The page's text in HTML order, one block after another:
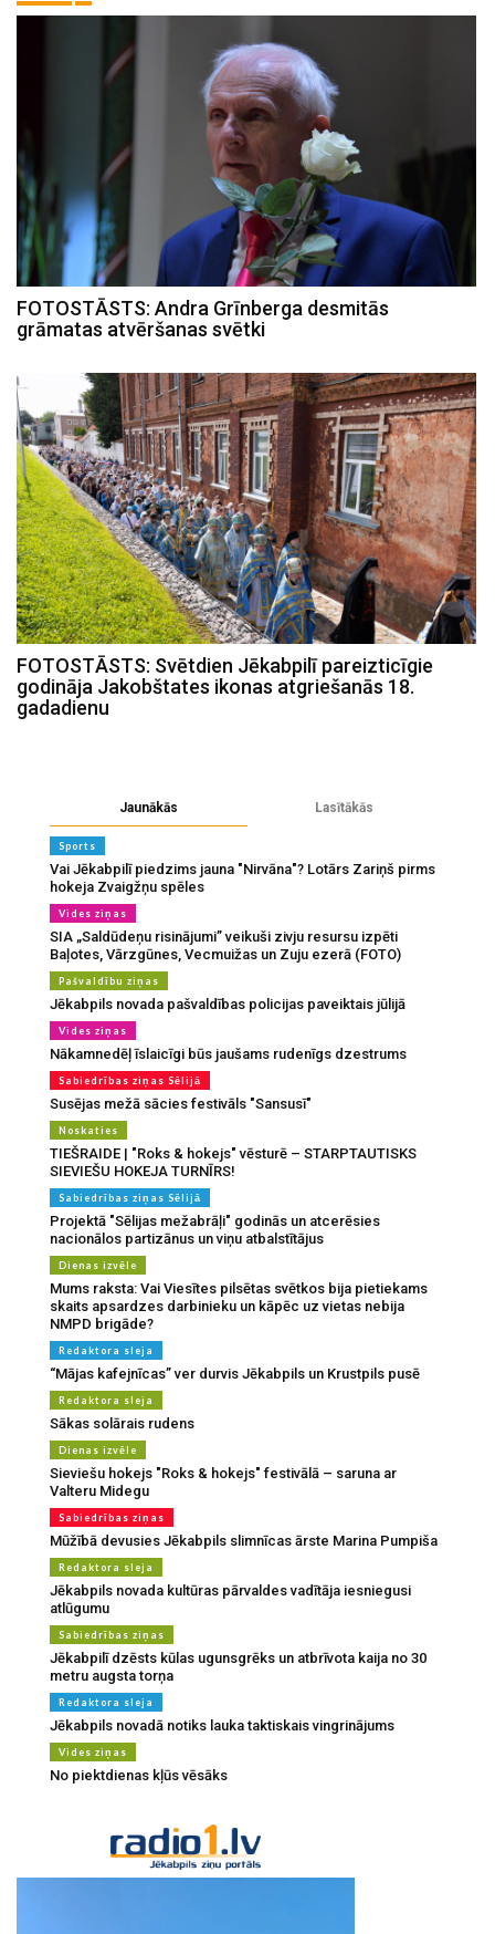
FOTOSTĀSTS: Andra Grīnberga desmitās
grāmatas atvēršanas svētki
FOTOSTĀSTS: Svētdien Jēkabpilī pareizticīgie
godināja Jakobštates ikonas atgriešanās 18.
gadadienu
Jaunākās Lasītākās
Sports
Vai Jēkabpilī piedzims jauna "Nirvāna"? Lotārs Zariņš pirms
hokeja Zvaigžņu spēles
Vides ziņas
SIA „Saldūdeņu risinājumi” veikuši zivju resursu izpēti
Baļotes, Vārzgūnes, Vecmuižas un Zuju ezerā (FOTO)
Pašvaldību ziņas
Jēkabpils novada pašvaldības policijas paveiktais jūlijā
Vides ziņas
Nākamnedēļ īslaicīgi būs jaušams rudenīgs dzestrums
Sabiedrības ziņas Sēlijā
Susējas mežā sācies festivāls "Sansusī"
Noskaties
TIEŠRAIDE | "Roks & hokejs" vēsturē – STARPTAUTISKS
SIEVIEŠU HOKEJA TURNĪRS!
Sabiedrības ziņas Sēlijā
Projektā "Sēlijas mežabrāļi" godinās un atcerēsies
nacionālos partizānus un viņu atbalstītājus
Dienas izvēle
Mums raksta: Vai Viesītes pilsētas svētkos bija pietiekams
skaits apsardzes darbinieku un kāpēc uz vietas nebija
NMPD brigāde?
Redaktora sleja
“Mājas kafejnīcas” ver durvis Jēkabpils un Krustpils pusē
Redaktora sleja
Sākas solārais rudens
Dienas izvēle
Sieviešu hokejs "Roks & hokejs" festivālā – saruna ar
Valteru Midegu
Sabiedrības ziņas
Mūžībā devusies Jēkabpils slimnīcas ārste Marina Pumpiša
Redaktora sleja
Jēkabpils novada kultūras pārvaldes vadītāja iesniegusi
atlūgumu
Sabiedrības ziņas
Jēkabpilī dzēsts kūlas ugunsgrēks un atbrīvota kaija no 30
metru augsta torņa
Redaktora sleja
Jēkabpils novadā notiks lauka taktiskais vingrinājums
Vides ziņas
No piektdienas kļūs vēsāks